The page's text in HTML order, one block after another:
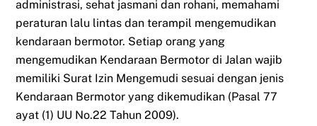
administrasi, sehat jasmani dan rohani, memahami
peraturan lalu lintas dan terampil mengemudikan
kendaraan bermotor. Setiap orang yang
mengemudikan Kendaraan Bermotor di Jalan wajib
memiliki Surat Izin Mengemudi sesuai dengan jenis
Kendaraan Bermotor yang dikemudikan (Pasal 77
ayat (1) UU No.22 Tahun 2009).